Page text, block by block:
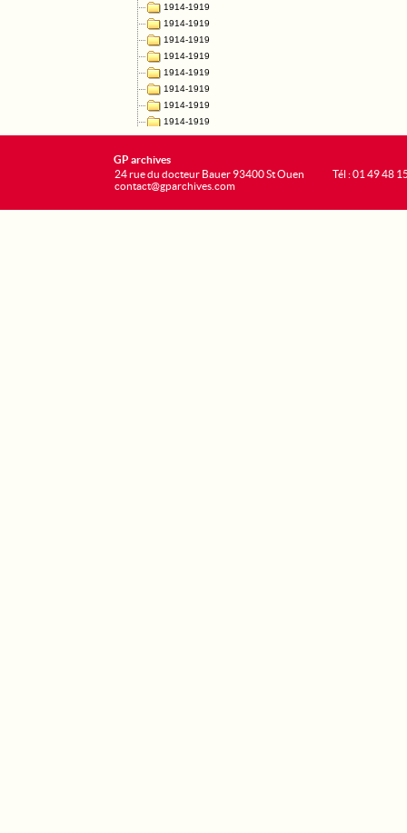
GP archives
24 rue du docteur Bauer 93400 St Ouen
contact@gparchives.com
Tél : 01 49 48